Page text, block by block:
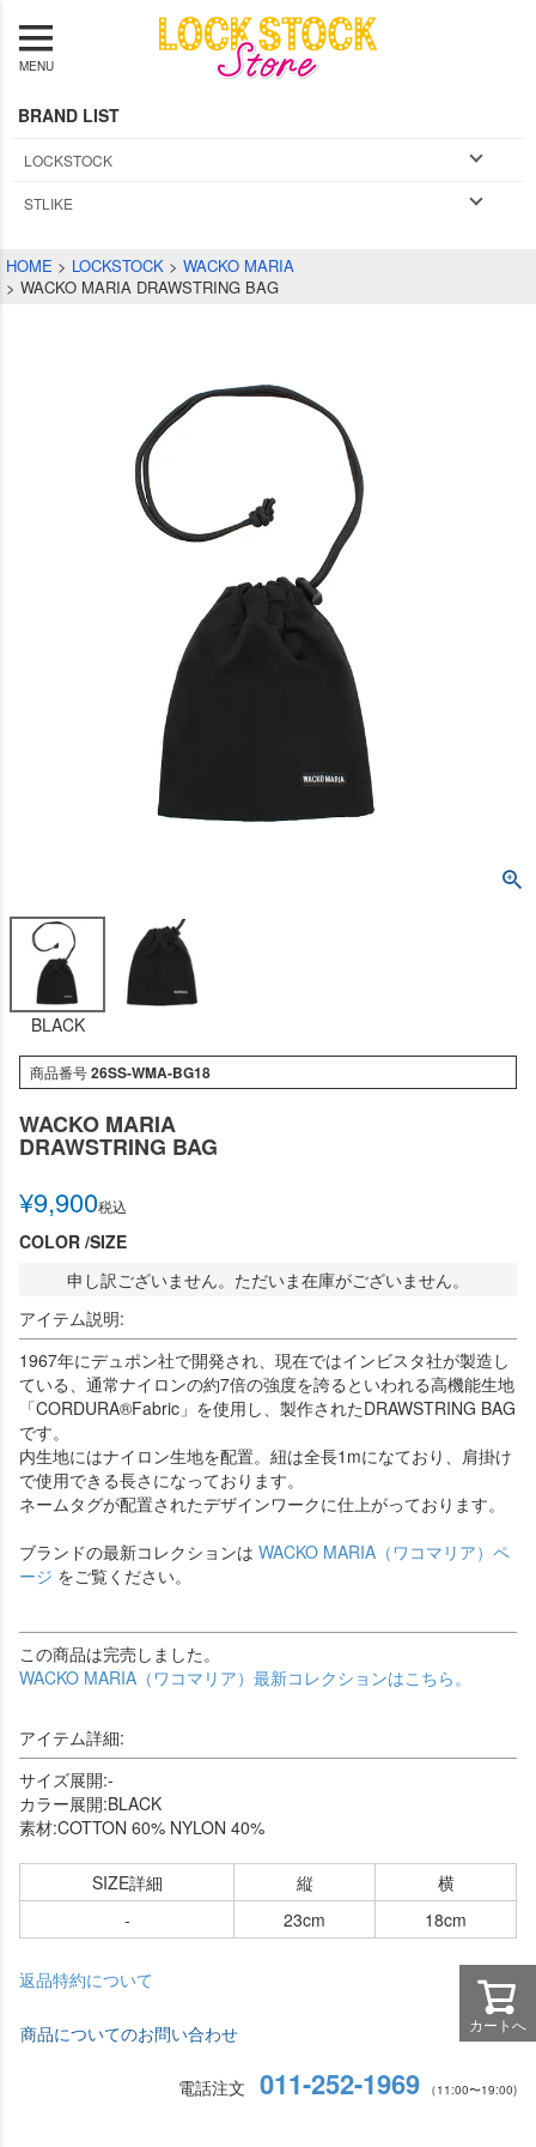
MENU
BRAND LIST
LOCKSTOCK
STLIKE
HOME LOCKSTOCK
WACKO MARIA
WACKO MARIA DRAWSTRING BAG
BLACK
商品番号26SS-WMA-BG18
WACKO MARIA
DRAWSTRING BAG
¥9,900税込
COLOR SIZE
申し訳ございません。ただいま在庫がございません。
アイテム説明:
1967年にデュポン社で開発され、現在ではインビスタ社が製造し
ている、通常ナイロンの約7倍の強度を誇るといわれる高機能生地
「CORDURA®Fabric」を使用し、製作されたDRAWSTRING BAG
です。
内生地にはナイロン生地を配置。紐は全長1mになており、肩掛け
で使用できる長さになっております。
ネームタグが配置されたデザインワークに仕上がっております。
ブランドの最新コレクションは WACKO MARIA（ワコマリア）ペ
ージ をご覧ください。
この商品は完売しました。
WACKO MARIA（ワコマリア）最新コレクションはこちら。
アイテム詳細:
サイズ展開:-
カラー展開:BLACK
素材:COTTON 60% NYLON 40%
SIZE詳細 縦
横
-
23cm 18cm
返品特約について
商品についてのお問い合わせ
電話注文 011-252-1969 （11:00〜19:00)
カートへ